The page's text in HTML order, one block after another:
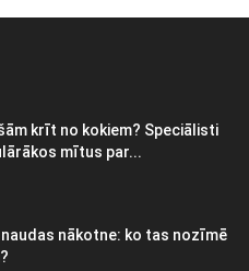
krīt no kokiem? Speciālisti
mītus par...
nākotne: ko tas nozīmē